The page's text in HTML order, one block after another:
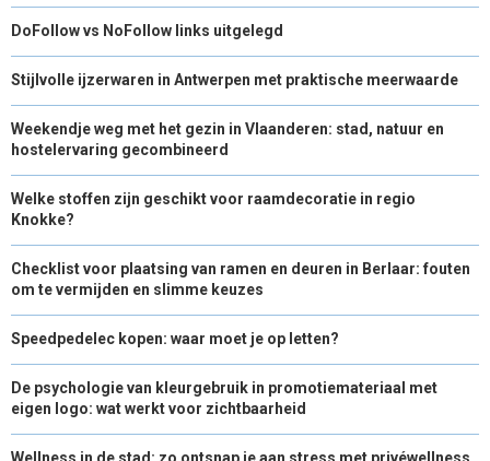
DoFollow vs NoFollow links uitgelegd
Stijlvolle ijzerwaren in Antwerpen met praktische meerwaarde
Weekendje weg met het gezin in Vlaanderen: stad, natuur en
hostelervaring gecombineerd
Welke stoffen zijn geschikt voor raamdecoratie in regio
Knokke?
Checklist voor plaatsing van ramen en deuren in Berlaar: fouten
om te vermijden en slimme keuzes
Speedpedelec kopen: waar moet je op letten?
De psychologie van kleurgebruik in promotiemateriaal met
eigen logo: wat werkt voor zichtbaarheid